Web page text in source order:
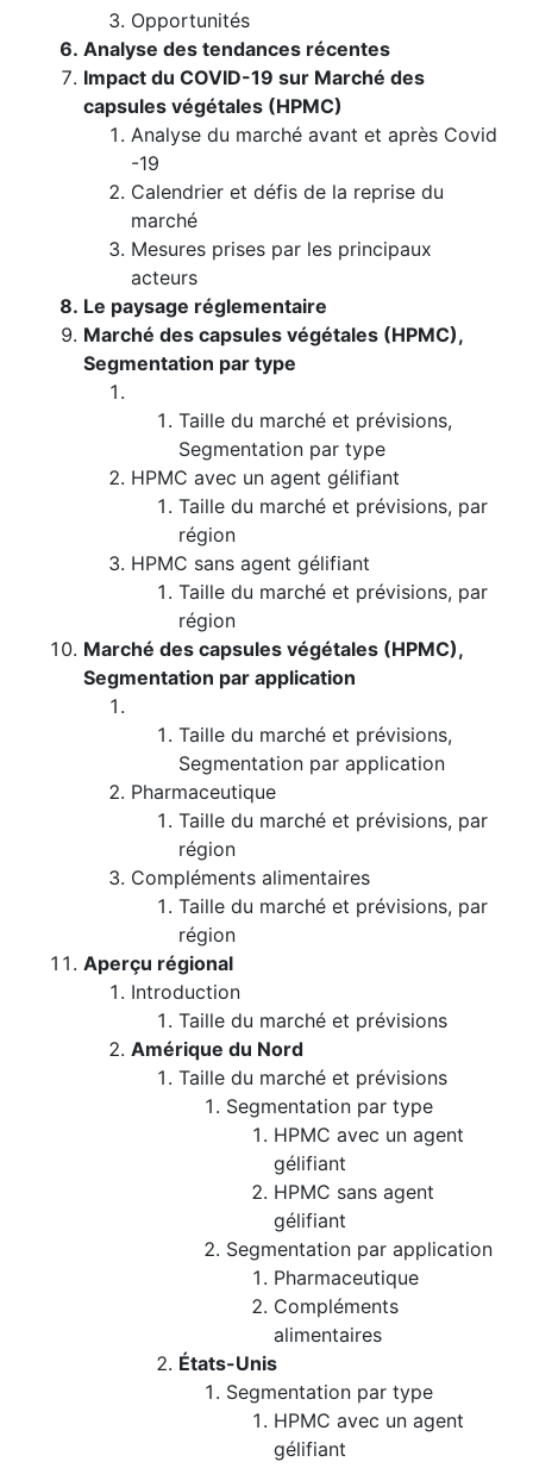
Opportunités
Analyse des tendances récentes
Impact du COVID-19 sur Marché des
capsules végétales (HPMC)
Analyse du marché avant et après Covid
-19
Calendrier et défis de la reprise du
marché
Mesures prises par les principaux
acteurs
Le paysage réglementaire
Marché des capsules végétales (HPMC),
Segmentation par type
Taille du marché et prévisions,
Segmentation par type
HPMC avec un agent gélifiant
Taille du marché et prévisions, par
région
HPMC sans agent gélifiant
Taille du marché et prévisions, par
région
Marché des capsules végétales (HPMC),
Segmentation par application
Taille du marché et prévisions,
Segmentation par application
Pharmaceutique
Taille du marché et prévisions, par
région
Compléments alimentaires
Taille du marché et prévisions, par
région
Aperçu régional
Introduction
Taille du marché et prévisions
Amérique du Nord
Taille du marché et prévisions
Segmentation par type
HPMC avec un agent
gélifiant
HPMC sans agent
gélifiant
Segmentation par application
Pharmaceutique
Compléments
alimentaires
États-Unis
Segmentation par type
HPMC avec un agent
gélifiant